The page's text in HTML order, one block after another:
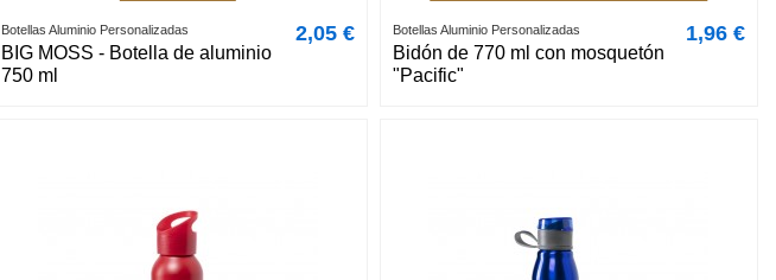
Botellas Aluminio Personalizadas
BIG MOSS - Botella de aluminio
750 ml
2,05 € Botellas Aluminio Personalizadas
Bidón de 770 ml con mosquetón
"Pacific"
1,96 €